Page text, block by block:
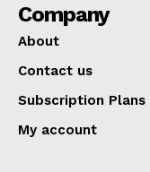
Company
About
Contact us
Subscription Plans
My account